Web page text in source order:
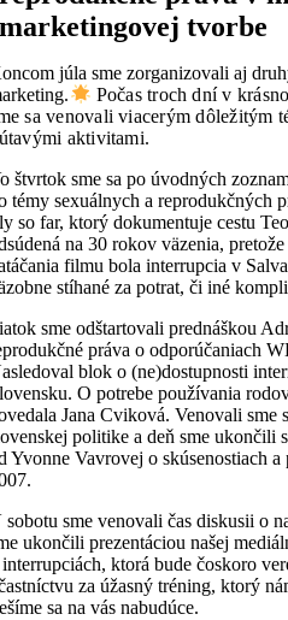
marketingovej tvorbe
júla sme zorganizovali aj
Počas troch dní v
sa venovali viacerým dôležitým
aktivitami.
štvrtok sme sa po úvodných
témy sexuálnych a reprodukčných
so far, ktorý dokumentuje cestu
na 30 rokov väzenia,
filmu bola interrupcia v
stíhané za potrat, či iné
sme odštartovali prednáškou
práva o odporúčaniach
blok o (ne)dostupnosti
O potrebe používania
Jana Cviková. Venovali sme
politike a deň sme ukončili
Yvonne Vavrovej o skúsenostiach
sobotu sme venovali čas diskusii o
ukončili prezentáciou našej
ktorá bude čoskoro
za úžasný tréning, ktorý
sa na vás nabudúce.